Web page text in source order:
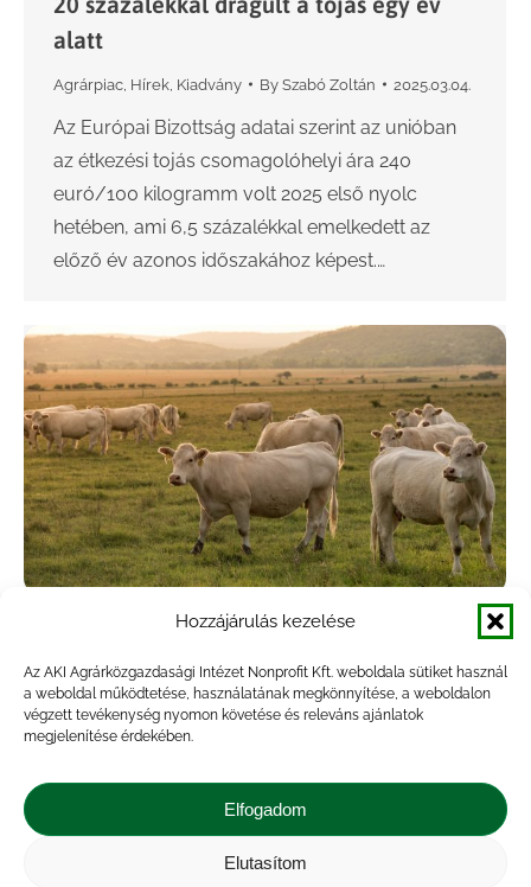
Hozzájárulás kezelése
Az AKI Agrárközgazdasági Intézet Nonprofit Kft. weboldala sütiket használ
a weboldal működtetése, használatának megkönnyítése, a weboldalon
végzett tevékenység nyomon követése és releváns ajánlatok
megjelenítése érdekében.
Elfogadom
Elutasítom
alatt
Agrárpiac Hírek Kiadvány By Szabó Zoltán 2025.03.04.
Az Európai Bizottság adatai szerint az unióban
az étkezési tojás csomagolóhelyi ára 240
euró/100 kilogramm volt 2025 első nyolc
hetében, ami 6,5 százalékkal emelkedett az
előző év azonos időszakához képest.…
Az unióban is emelkedik a vágómarha
termelői ára
Agrárpiac,Hírek,Kiadvány By Szabó Zoltán 2025.03.04.
kifejezve 27,8 százalékkal emelkedett a 2024.
januári mennyiséghez képest. Az összes vágás